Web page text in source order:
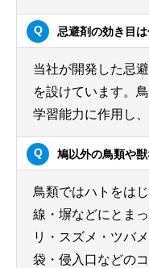
忌避剤の効き目
当社が開発した忌
を設けています。
学習能力に作用し
鳩以外の鳥類や
鳥類ではハトをは
線・塀などにとま
リ・スズメ・ツバ
袋・侵入口などの